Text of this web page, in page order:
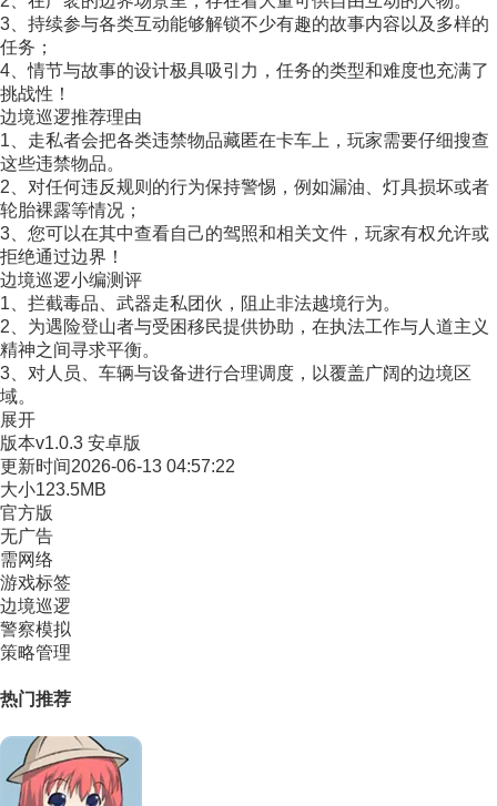
3、持续参与各类互动能够解锁不少有趣的故事内容以及多样的
任务；
4、情节与故事的设计极具吸引力，任务的类型和难度也充满了
挑战性！
边境巡逻推荐理由
1、走私者会把各类违禁物品藏匿在卡车上，玩家需要仔细搜查
这些违禁物品。
2、对任何违反规则的行为保持警惕，例如漏油、灯具损坏或者
轮胎裸露等情况；
3、您可以在其中查看自己的驾照和相关文件，玩家有权允许或
拒绝通过边界！
边境巡逻小编测评
1、拦截毒品、武器走私团伙，阻止非法越境行为。
2、为遇险登山者与受困移民提供协助，在执法工作与人道主义
精神之间寻求平衡。
3、对人员、车辆与设备进行合理调度，以覆盖广阔的边境区
域。
展开
版本v1.0.3 安卓版
更新时间2026-06-13 04:57:22
大小123.5MB
官方版
无广告
需网络
游戏标签
边境巡逻
警察模拟
策略管理
热门推荐